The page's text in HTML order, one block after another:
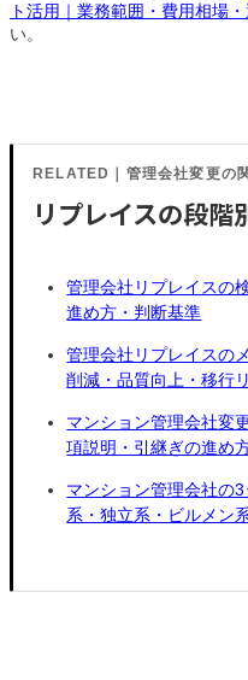
ト活用｜業務範囲・費用相場
い。
RELATED｜管理会社変更の
リプレイスの段階
管理会社リプレイスの
進め方・判断基準
管理会社リプレイスの
削減・品質向上・移行
マンション管理会社変
項説明・引継ぎの進め
マンション管理会社の
系・独立系・ビルメン